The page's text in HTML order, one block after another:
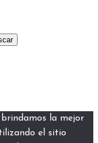
la mejor
el sitio